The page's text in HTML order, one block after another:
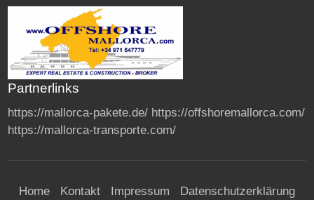
Partnerlinks
https://mallorca-pakete.de/ https://offshoremallorca.com/
https://mallorca-transporte.com/
Home Kontakt Impressum Datenschutzerklärung